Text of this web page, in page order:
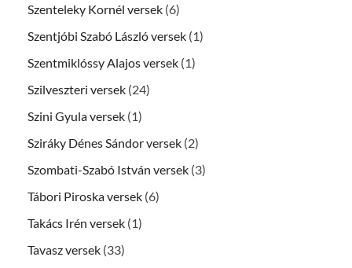
Szenteleky Kornél versek (6)
Szentjóbi Szabó László versek (1)
Szentmiklóssy Alajos versek (1)
Szilveszteri versek (24)
Szini Gyula versek (1)
Sziráky Dénes Sándor versek (2)
Szombati-Szabó István versek (3)
Tábori Piroska versek (6)
Takács Irén versek (1)
Tavasz versek (33)